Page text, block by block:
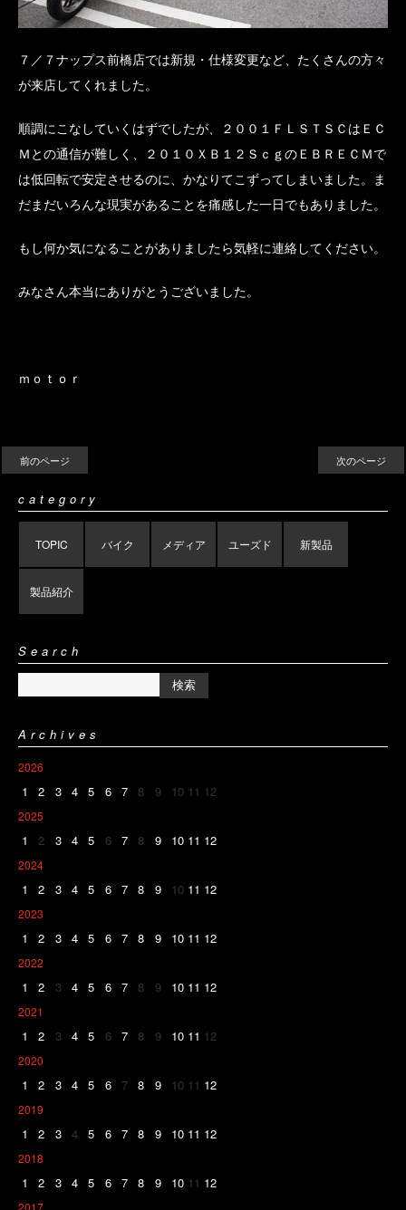
７／７ナップス前橋店では新規・仕様変更など、たくさんの方々
が来店してくれました。
順調にこなしていくはずでしたが、２００１ＦＬＳＴＳＣはＥＣ
Ｍとの通信が難しく、２０１０ＸＢ１２ＳｃｇのＥＢＲＥＣＭで
は低回転で安定させるのに、かなりてこずってしまいました。ま
だまだいろんな現実があることを痛感した一日でもありました。
もし何か気になることがありましたら気軽に連絡してください。
みなさん本当にありがとうございました。
ｍｏｔｏｒ
前のページ 次のページ
category
TOPIC バイク メディア ユーズド 新製品
製品紹介
Search
Archives
2026
1 2 3 4 5 6 7 8 9 10 11 12
2025
1 2 3 4 5 6 7 8 9 10 11 12
2024
1 2 3 4 5 6 7 8 9 10 11 12
2023
1 2 3 4 5 6 7 8 9 10 11 12
2022
1 2 3 4 5 6 7 8 9 10 11 12
2021
1 2 3 4 5 6 7 8 9 10 11 12
2020
1 2 3 4 5 6 7 8 9 10 11 12
2019
1 2 3 4 5 6 7 8 9 10 11 12
2018
1 2 3 4 5 6 7 8 9 10 11 12